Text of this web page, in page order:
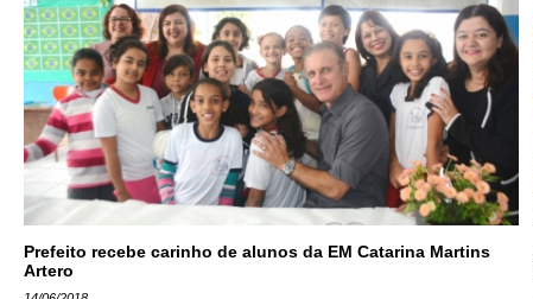
Prefeito recebe carinho de alunos da EM Catarina Martins
Artero